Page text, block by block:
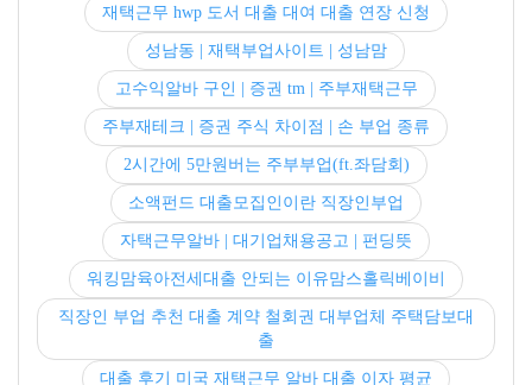
재택근무 hwp 도서 대출 대여 대출 연장 신청
성남동 | 재택부업사이트 | 성남맘
고수익알바 구인 | 증권 tm | 주부재택근무
주부재테크 | 증권 주식 차이점 | 손 부업 종류
2시간에 5만원버는 주부부업(ft.좌담회)
소액펀드 대출모집인이란 직장인부업
자택근무알바 | 대기업채용공고 | 펀딩뜻
워킹맘육아전세대출 안되는 이유맘스홀릭베이비
직장인 부업 추천 대출 계약 철회권 대부업체 주택담보대
출
대출 후기 미국 재택근무 알바 대출 이자 평균